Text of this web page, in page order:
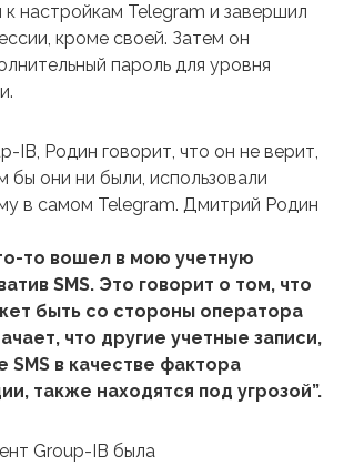
настройкам Telegram и завершил
кроме своей. Затем он
пароль для уровня
IB, Родин говорит, что он не верит,
бы они ни были, использовали
в самом Telegram. Дмитрий Родин
то вошел в мою учетную
SMS. Это говорит о том, что
быть со стороны оператора
что другие учетные записи,
SMS в качестве фактора
также находятся под угрозой”.
Group-IB была